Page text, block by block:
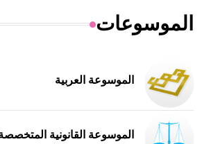
الموسوعات
الموسوعة العربية
الموسوعة القانونية